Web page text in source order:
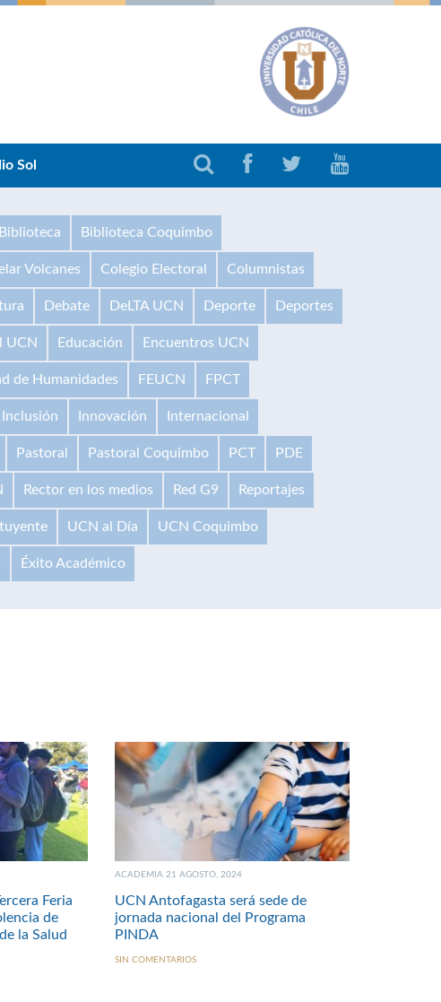
Sol
Biblioteca Biblioteca Coquimbo
Volcanes Colegio Electoral Columnistas
Debate DeLTA UCN Deporte Deportes
UCN Educación Encuentros UCN
de Humanidades FEUCN FPCT
Inclusión Innovación Internacional
Pastoral Pastoral Coquimbo PCT PDE
Rector en los medios Red G9 Reportajes
UCN al Día UCN Coquimbo
Éxito Académico
Feria
de
la Salud
ACADEMIA 21 AGOSTO, 2024
UCN Antofagasta será sede de
jornada nacional del Programa
PINDA
SIN COMENTARIOS